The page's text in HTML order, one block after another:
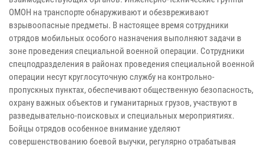
ОМОН на транспорте обнаруживают и обезвреживают
взрывоопасные предметы. В настоящее время сотрудники
отрядов мобильных особого назначения выполняют задачи в
зоне проведения специальной военной операции. Сотрудники
спецподразделения в районах проведения специальной военной
операции несут круглосуточную службу на контрольно-
пропускных пунктах, обеспечивают общественную безопасность,
охрану важных объектов и гуманитарных грузов, участвуют в
разведывательно-поисковых и специальных мероприятиях.
Бойцы отрядов особенное внимание уделяют
совершенствованию боевой выучки, регулярно отрабатывая